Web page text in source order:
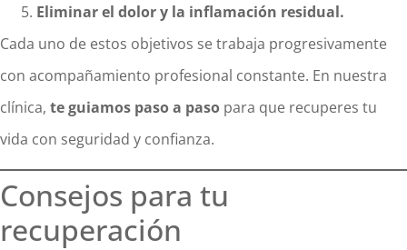
Eliminar el dolor y la inflamación residual.
Cada uno de estos objetivos se trabaja progresivamente
con acompañamiento profesional constante. En nuestra
clínica, te guiamos paso a paso para que recuperes tu
vida con seguridad y confianza.
Consejos para tu
recuperación